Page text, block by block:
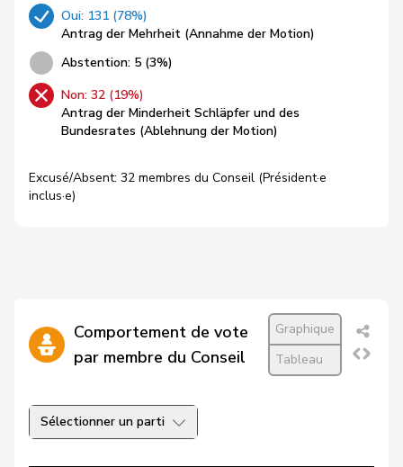
Oui: 131 (78%)
Antrag der Mehrheit (Annahme der Motion)
Abstention: 5 (3%)
Non: 32 (19%)
Antrag der Minderheit Schläpfer und des
Bundesrates (Ablehnung der Motion)
Excusé/Absent: 32 membres du Conseil (Président·e
inclus·e)
Comportement de vote
par membre du Conseil
Graphique
Tableau
Sélectionner un parti